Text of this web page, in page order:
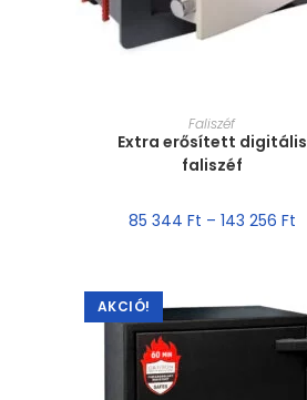
MÉRET VÁLASZTÁSA
Faliszéf
Extra erősített digitális
faliszéf
85 344 Ft – 143 256 Ft
AKCIÓ!